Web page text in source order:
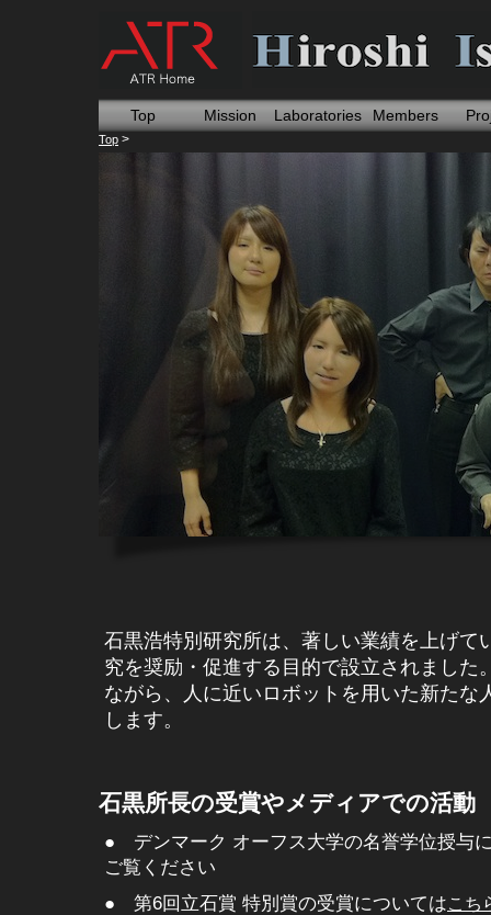
Top Mission Laboratories Members
Top >
石黒浩特別研究所は、著しい業績を上げ
究を奨励・促進する目的で設立されまし
ながら、人に近いロボットを用いた新た
します。
石黒所長の受賞やメディアでの活動
● デンマーク オーフス大学の名誉学位授与
ご覧ください
● 第6回立石賞 特別賞の受賞についてはこち